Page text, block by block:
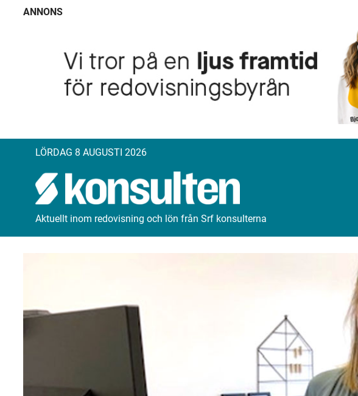
ANNONS
LÖRDAG 8 AUGUSTI 2026
Aktuellt inom redovisning och lön från Srf konsulterna